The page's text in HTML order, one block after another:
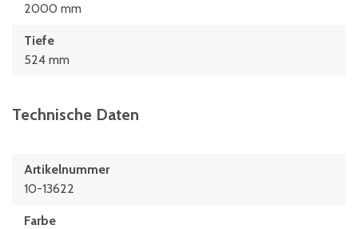
2000 mm
Tiefe
524 mm
Technische Daten
Artikelnummer
10-13622
Farbe